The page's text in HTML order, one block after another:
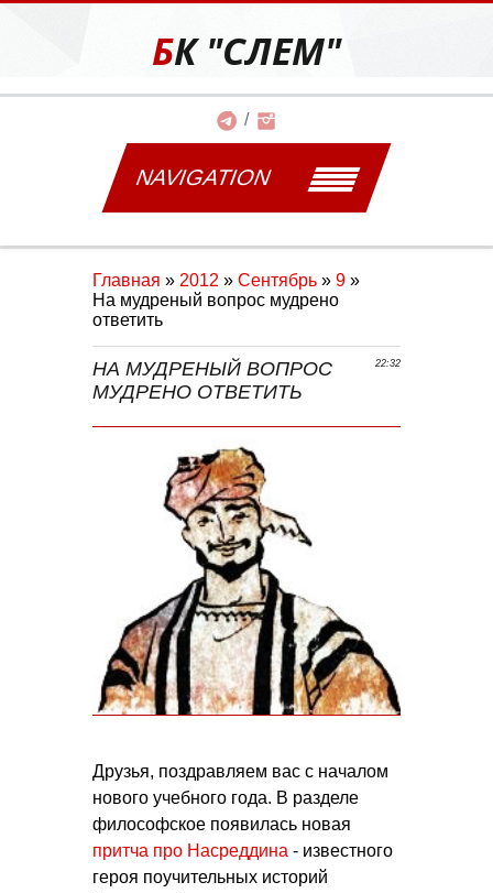
БК "СЛЕМ"
NAVIGATION
Главная » 2012 » Сентябрь » 9 »
На мудреный вопрос мудрено
ответить
22:32
НА МУДРЕНЫЙ ВОПРОС
МУДРЕНО ОТВЕТИТЬ
Друзья, поздравляем вас с началом
нового учебного года. В разделе
философское появилась новая
притча про Насреддина - известного
героя поучительных историй